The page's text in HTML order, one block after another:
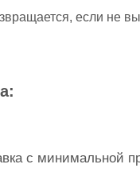
если не
с минимальной